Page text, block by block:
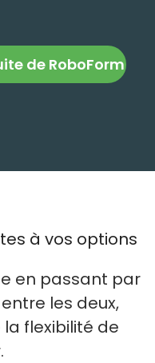
de RoboForm
à vos options
en passant par
les deux,
la flexibilité de